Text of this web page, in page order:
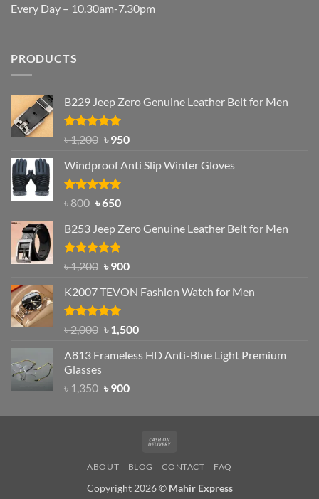
Every Day – 10.30am-7.30pm
PRODUCTS
B229 Jeep Zero Genuine Leather Belt for Men
Rated4.92
out of 5
৳1,200 Original
was:
৳ 1,200.
৳950Current
is:
Windproof Anti Slip Winter Gloves
Rated4.97
৳800 Original
was:
৳ 800.
৳650Current
is:
৳ 650.
B253 Jeep Zero Genuine Leather Belt for Men
Rated5.00
out of 5
৳1,200 Original
was:
৳ 1,200.
৳900Current
is:
K2007 TEVON Fashion Watch for Men
Rated4.93
out of 5
৳2,000 Original
was:
৳1,500Current
is:
A813 Frameless HD Anti-Blue Light Premium
Glasses
৳1,350 Original
was:
৳900Current
is:
Delivery
ABOUT BLOG CONTACT FAQ
Copyright 2026 © Mahir Express